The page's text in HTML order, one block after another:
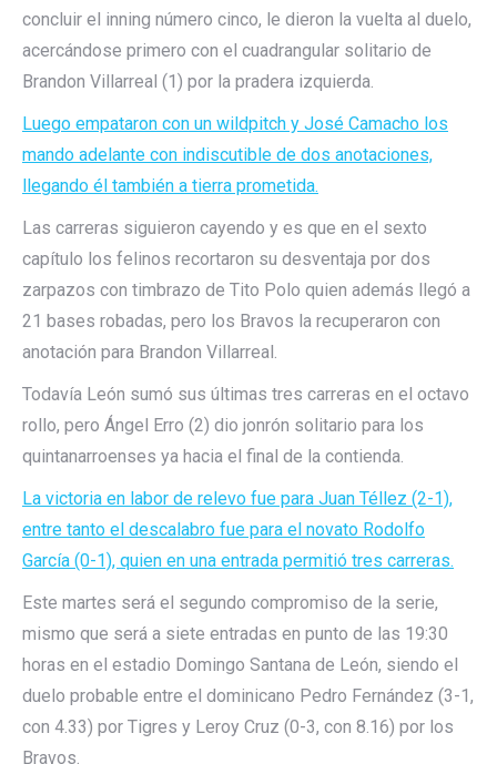
concluir el inning número cinco, le dieron la vuelta al duelo,
acercándose primero con el cuadrangular solitario de
Brandon Villarreal (1) por la pradera izquierda.
Luego empataron con un wildpitch y José Camacho los
mando adelante con indiscutible de dos anotaciones,
llegando él también a tierra prometida.
Las carreras siguieron cayendo y es que en el sexto
capítulo los felinos recortaron su desventaja por dos
zarpazos con timbrazo de Tito Polo quien además llegó a
21 bases robadas, pero los Bravos la recuperaron con
anotación para Brandon Villarreal.
Todavía León sumó sus últimas tres carreras en el octavo
rollo, pero Ángel Erro (2) dio jonrón solitario para los
quintanarroenses ya hacia el final de la contienda.
La victoria en labor de relevo fue para Juan Téllez (2-1),
entre tanto el descalabro fue para el novato Rodolfo
García (0-1), quien en una entrada permitió tres carreras.
Este martes será el segundo compromiso de la serie,
mismo que será a siete entradas en punto de las 19:30
horas en el estadio Domingo Santana de León, siendo el
duelo probable entre el dominicano Pedro Fernández (3-1,
con 4.33) por Tigres y Leroy Cruz (0-3, con 8.16) por los
Bravos.